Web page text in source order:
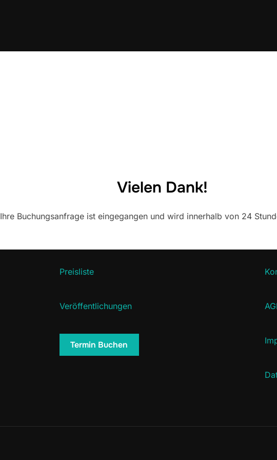
Vielen Dank!
Ihre Buchungsanfrage ist eingegangen und wird innerhalb von 24
Preisliste
Veröffentlichungen
Termin Buchen